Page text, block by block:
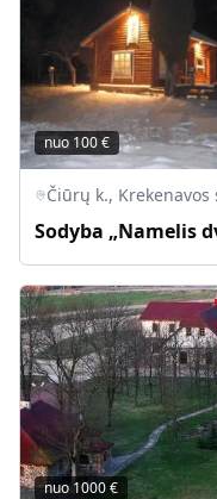
nuo 100€
nuo1000€